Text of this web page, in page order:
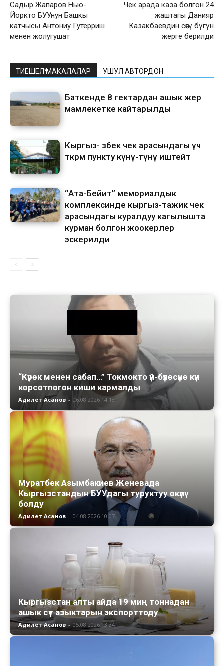
Садыр Жапаров Нью-
Йоркто БУУнун Башкы
катчысы Антониу Гутерриш
менен жолугушат
Чек арада каза болгон 24
жаштагы Данияр
Казакбаевдин сөөгү бүгүн
жерге берилди
ТИЕШЕЛҮҮ МАКАЛАЛАР УШУЛ АВТОРДОН
Баткенде 8 гектардан ашык жер
мамлекетке кайтарылды
Кыргыз- өзбек чек арасындагы үч
өткөрмө пункту күнү-түнү иштейт
“Ата-Бейит” мемориалдык
комплексинде кыргыз-тажик чек
арасындагы куралдуу кагылышта
курман болгон жоокерлер
эскерилди
“Күрөк менен сабап…” Токмокто үй-бүлөсүнө күн
көрсөтпөгөн киши кармалды
Адилет Асанов - 06.08.2026 14:18
Муратбек Азымбакиев Женевада
Кыргызстандын БУУдагы туруктуу өкүлү
болду
Адилет Асанов - 04.08.2026 10:07
Кыргызстан алты айда 19 миң тоннадан
ашык сүт азыктарын экспорттоду
Адилет Асанов - 05.08.2026 13:34